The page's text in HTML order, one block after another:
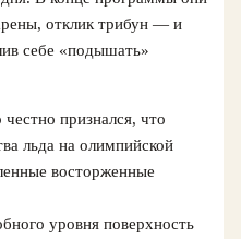
отклик трибун — и
себе «подышать»
признался, что
льда на олимпийской
восторженные
уровня поверхность